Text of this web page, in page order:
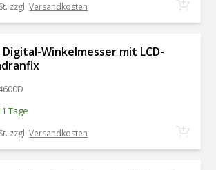
zzgl.Versandkosten
Digital-Winkelmesser mit LCD-
Tage
zzgl.Versandkosten